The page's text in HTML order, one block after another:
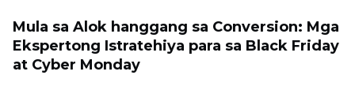
Mula sa Alok hanggang sa Conversion: Mga
Ekspertong Istratehiya para sa Black Friday
at Cyber ​​Monday